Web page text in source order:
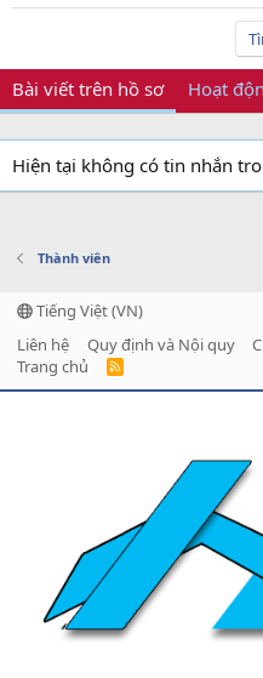
Bài viết trên hồ sơ Hoạt
Hiện tại không có tin nhắn
Thành viên
Tiếng Việt (VN)
Liên hệ
Quy định và Nội quy
Trang chủ
R